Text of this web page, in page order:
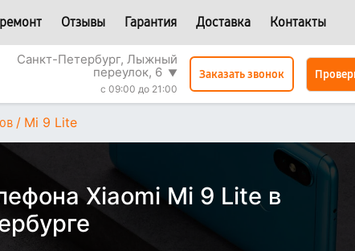
Отзывы Гарантия Доставка Контакты
Санкт-Петербург, Лыжный
переулок, 6 ▼
c 09:00 до 21:00
Заказать звонок
/ Mi 9 Lite
Xiaomi Mi 9 Lite в